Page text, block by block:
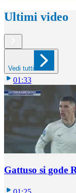
Ultimi video
Vedi tutti
01:33
Gattuso si gode